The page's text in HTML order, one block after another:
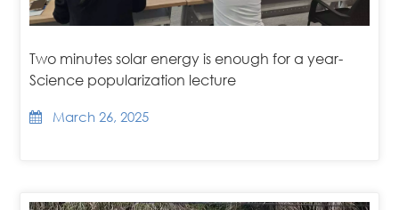
Two minutes solar energy is enough for a year-
Science popularization lecture
March 26, 2025